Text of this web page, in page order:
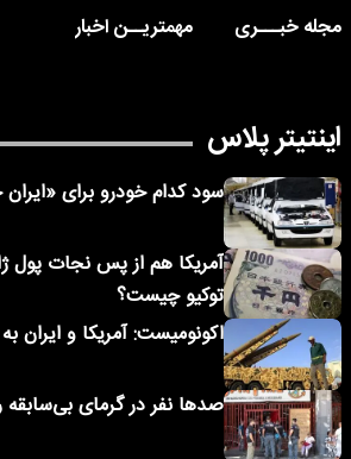
مجله خبـــری
مهمتریــن اخبار
اینتیتر پلاس
سود کدام خودرو برای
آمریکا هم از پس نجات پول
توکیو چیست؟
اکونومیست: آمریکا و ایران
صدها نفر در گرمای بی‌سابقه